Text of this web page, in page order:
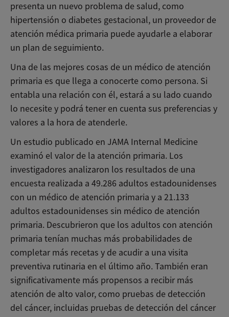
presenta un nuevo problema de salud, como
hipertensión o diabetes gestacional, un proveedor de
atención médica primaria puede ayudarle a elaborar
un plan de seguimiento.
Una de las mejores cosas de un médico de atención
primaria es que llega a conocerte como persona. Si
entabla una relación con él, estará a su lado cuando
lo necesite y podrá tener en cuenta sus preferencias y
valores a la hora de atenderle.
Un estudio publicado en JAMA Internal Medicine
examinó el valor de la atención primaria. Los
investigadores analizaron los resultados de una
encuesta realizada a 49.286 adultos estadounidenses
con un médico de atención primaria y a 21.133
adultos estadounidenses sin médico de atención
primaria. Descubrieron que los adultos con atención
primaria tenían muchas más probabilidades de
completar más recetas y de acudir a una visita
preventiva rutinaria en el último año. También eran
significativamente más propensos a recibir más
atención de alto valor, como pruebas de detección
del cáncer, incluidas pruebas de detección del cáncer